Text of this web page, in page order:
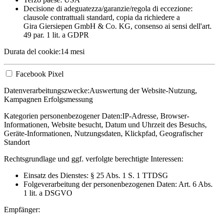
Decisione di adeguatezza/garanzie/regola di eccezione:
clausole contrattuali standard, copia da richiedere a
Gira Giersiepen GmbH & Co. KG, consenso ai sensi dell'art.
49 par. 1 lit. a GDPR
Durata del cookie:14 mesi
Facebook Pixel
Datenverarbeitungszwecke:Auswertung der Website-Nutzung,
Kampagnen Erfolgsmessung
Kategorien personenbezogener Daten:IP-Adresse, Browser-
Informationen, Website besucht, Datum und Uhrzeit des Besuchs,
Geräte-Informationen, Nutzungsdaten, Klickpfad, Geografischer
Standort
Rechtsgrundlage und ggf. verfolgte berechtigte Interessen:
Einsatz des Dienstes: § 25 Abs. 1 S. 1 TTDSG
Folgeverarbeitung der personenbezogenen Daten: Art. 6 Abs.
1 lit. a DSGVO
Empfänger: